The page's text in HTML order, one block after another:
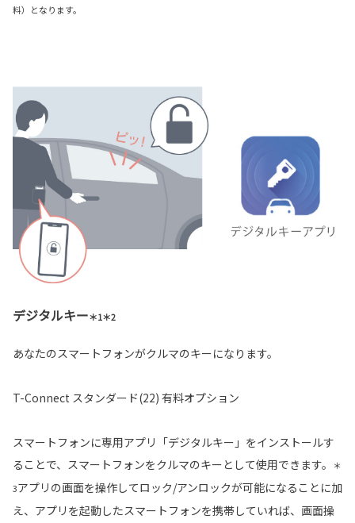
料）となります。
デジタルキー＊1＊2
あなたのスマートフォンがクルマのキーになります。
T-Connect スタンダード(22) 有料オプション
スマートフォンに専用アプリ「デジタルキー」をインストールす
ることで、スマートフォンをクルマのキーとして使用できます。
＊
3アプリの画面を操作してロック/アンロックが可能になることに加
え、アプリを起動したスマートフォンを携帯していれば、画面操